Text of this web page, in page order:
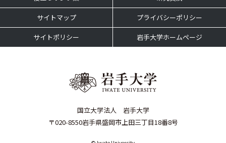
サイトマップ プライバシーポリシー
サイトポリシー 岩手大学ホームページ
国立大学法人 岩手大学
〒020-8550岩手県盛岡市上田三丁目18番8号